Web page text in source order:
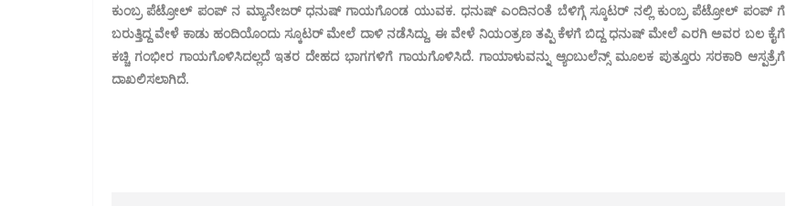
ಕುಂಬ್ರ ಪೆಟ್ರೋಲ್ ಪಂಪ್ ನ ಮ್ಯಾನೇಜ‌ರ್ ಧನುಷ್ ಗಾಯಗೊಂಡ ಯುವಕ. ಧನುಷ್‌ ಎಂದಿನಂತೆ ಬೆಳಿಗ್ಗೆ ಸ್ಕೂಟರ್ ನಲ್ಲಿ ಕುಂಬ್ರ ಪೆಟ್ರೋಲ್ ಪಂಪ್ ಗೆ
ಬರುತ್ತಿದ್ದ ವೇಳೆ ಕಾಡು ಹಂದಿಯೊಂದು ಸ್ಕೂಟರ್ ಮೇಲೆ ದಾಳಿ ನಡೆಸಿದ್ದು, ಈ ವೇಳೆ ನಿಯಂತ್ರಣ ತಪ್ಪಿ ಕೆಳಗೆ ಬಿದ್ದ ಧನುಷ್‌ ಮೇಲೆ ಎರಗಿ ಅವರ ಬಲ ಕೈಗೆ
ಕಚ್ಚಿ ಗಂಭೀರ ಗಾಯಗೊಳಿಸಿದಲ್ಲದೆ ಇತರ ದೇಹದ ಭಾಗಗಳಿಗೆ ಗಾಯಗೊಳಿಸಿದೆ. ಗಾಯಾಳುವನ್ನು ಆ್ಯಂಬುಲೆನ್ಸ್ ಮೂಲಕ ಪುತ್ತೂರು ಸರಕಾರಿ ಆಸ್ಪತ್ರೆಗೆ
ದಾಖಲಿಸಲಾಗಿದೆ.